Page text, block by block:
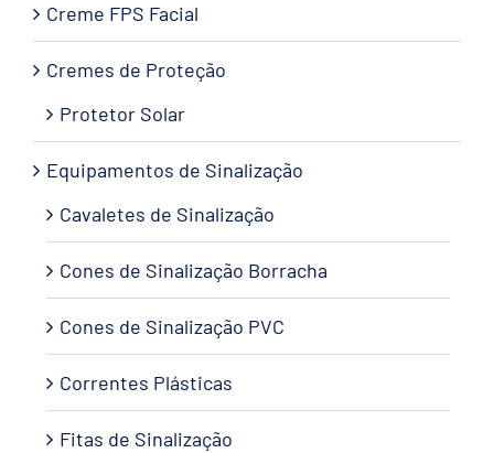
Creme FPS Facial
Cremes de Proteção
Protetor Solar
Equipamentos de Sinalização
Cavaletes de Sinalização
Cones de Sinalização Borracha
Cones de Sinalização PVC
Correntes Plásticas
Fitas de Sinalização